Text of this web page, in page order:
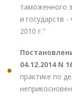
таможенного
и государств
2010 г."
04.12.2014 N
практике по